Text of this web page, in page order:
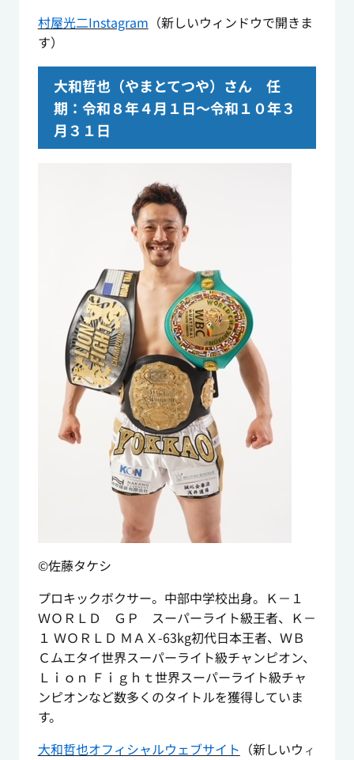
村屋光二Instagram （新しいウィンドウで開きま
す）
大和哲也（やまとてつや）さん 任
期：令和８年４月１日～令和１０年３
月３１日
©佐藤タケシ
プロキックボクサー。中部中学校出身。Ｋ－１
ＷＯＲＬＤ ＧＰ スーパーライト級王者、Ｋ－
１ ＷＯＲＬＤ ＭＡＸ-63kg初代日本王者、ＷＢ
Ｃムエタイ世界スーパーライト級チャンピオン、
Ｌｉｏｎ Ｆｉｇｈｔ世界スーパーライト級チャ
ンピオンなど数多くのタイトルを獲得していま
す。
大和哲也オフィシャルウェブサイト （新しいウ ィ